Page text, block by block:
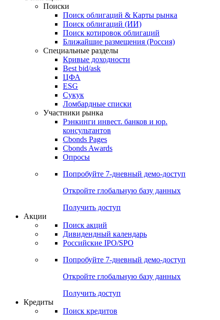
Поиски
Поиск облигаций & Карты рынка
Поиск облигаций (ИИ)
Поиск котировок облигаций
Ближайшие размещения (Россия)
Специальные разделы
Кривые доходности
Best bid/ask
ЦФА
ESG
Сукук
Ломбардные списки
Участники рынка
Рэнкинги инвест. банков и юр.
консультантов
Cbonds Pages
Cbonds Awards
Опросы
Попробуйте 7-дневный демо-доступ
Откройте глобальную базу данных
Получить доступ
Акции
Поиск акций
Дивидендный календарь
Российские IPO/SPO
Попробуйте 7-дневный демо-доступ
Откройте глобальную базу данных
Получить доступ
Кредиты
Поиск кредитов